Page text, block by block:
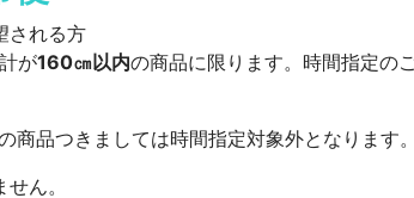
される方
が160㎝以内の商品に限ります。時間指定の
品つきましては時間指定対象外となります。
ん。